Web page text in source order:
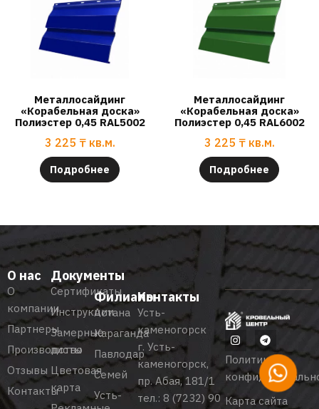
Металлосайдинг
«Корабельная доска»
Полиэстер 0,45 RAL5002
3 225 ₸ кв.м.
Подробнее
Металлосайдинг
«Корабельная доска»
Полиэстер 0,45 RAL6002
3 225 ₸ кв.м.
Подробнее
О нас
О
компании
Партнеры
Производство
Отзывы
Контакты
Документы
Сертификаты
Инструкции
Замерные
листы
Цветовая
карта
Филиалы
Астана
Караганда
Павлодар
Семей
Усть-
Контакты
Усть-
каменогорск
г. Усть-
каменогорск,
пр. Абая, 181/1
тел.: 8 (7232) 90
Политика
Карта сайта